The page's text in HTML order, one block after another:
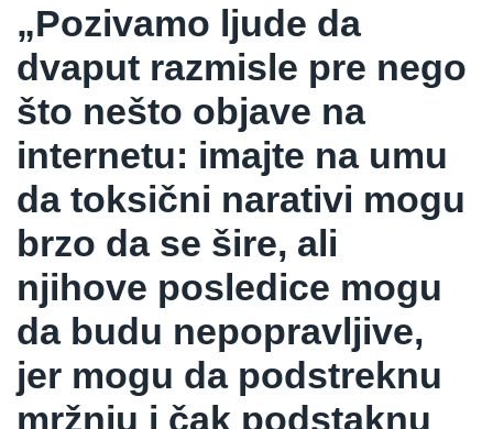
„Pozivamo ljude da
dvaput razmisle pre nego
što nešto objave na
internetu: imajte na umu
da toksični narativi mogu
brzo da se šire, ali
njihove posledice mogu
da budu nepopravljive,
jer mogu da podstreknu
mržnju i čak podstaknu